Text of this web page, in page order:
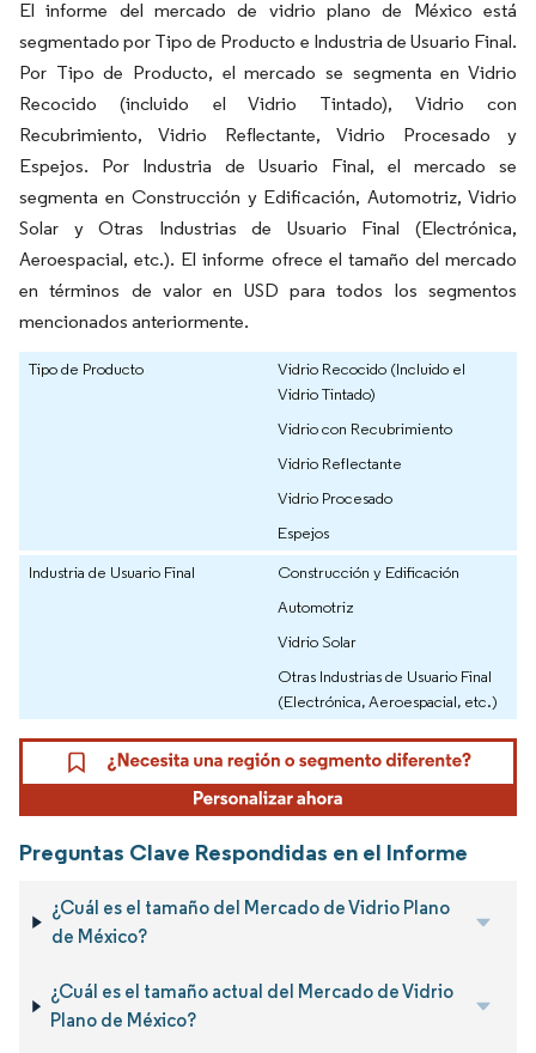
El informe del mercado de vidrio plano de México está
segmentado por Tipo de Producto e Industria de Usuario Final.
Por Tipo de Producto, el mercado se segmenta en Vidrio
Recocido (incluido el Vidrio Tintado), Vidrio con
Recubrimiento, Vidrio Reflectante, Vidrio Procesado y
Espejos. Por Industria de Usuario Final, el mercado se
segmenta en Construcción y Edificación, Automotriz, Vidrio
Solar y Otras Industrias de Usuario Final (Electrónica,
Aeroespacial, etc.). El informe ofrece el tamaño del mercado
en términos de valor en USD para todos los segmentos
mencionados anteriormente.
Tipo de Producto
Vidrio Recocido (Incluido el
Vidrio Tintado)
Vidrio con Recubrimiento
Vidrio Reflectante
Vidrio Procesado
Espejos
Industria de Usuario Final
Construcción y Edificación
Automotriz
Vidrio Solar
Otras Industrias de Usuario Final
(Electrónica, Aeroespacial, etc.)
Preguntas Clave Respondidas en el Informe
¿Cuál es el tamaño del Mercado de Vidrio Plano
de México?
¿Cuál es el tamaño actual del Mercado de Vidrio
Plano de México?